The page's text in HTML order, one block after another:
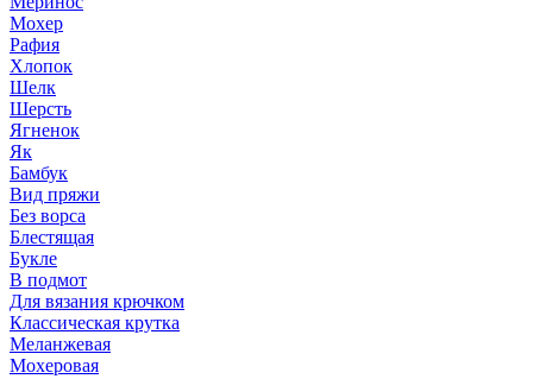
Мохер
Рафия
Хлопок
Шелк
Шерсть
Ягненок
Як
Бамбук
Вид пряжи
Без ворса
Блестящая
Букле
В подмот
Для вязания крючком
Классическая крутка
Меланжевая
Мохеровая